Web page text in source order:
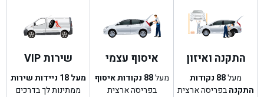
התקנה ואיזון
מעל88 נקודות
התקנהבפריסה ארצית
איסוף עצמי
מעל88 נקודות איסוף
בפריסה ארצית
שירות VIP
מעל 18 ניידות שירות
ממתינות לך בדרכים